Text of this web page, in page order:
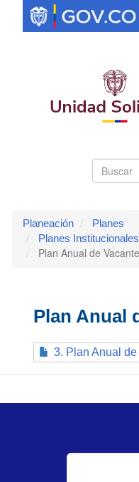
contenido
Buscar
Planeación
Planes
Planes
Plan Anual de
Plan Anual
3. Plan Anual